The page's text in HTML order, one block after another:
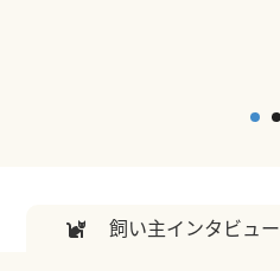
飼い主インタビュー